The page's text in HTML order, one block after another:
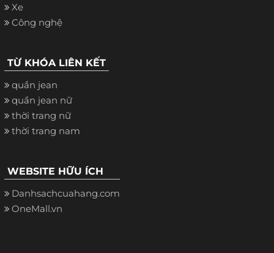
Xe
Công nghệ
TỪ KHÓA LIÊN KẾT
quần jean
quần jean nữ
thời trang nữ
thời trang nam
WEBSITE HỮU ÍCH
Danhsachcuahang.com
OneMall.vn